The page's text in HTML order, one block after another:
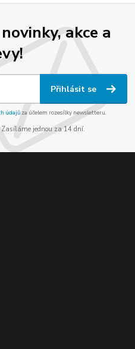
akce a
Přihlásit se
údajůza účelem rozesílky newsletteru.
jednou za 14 dní.